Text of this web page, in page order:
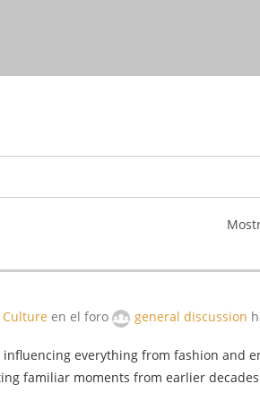
Culture en el foro general discussion
influencing everything from fashion and
familiar moments from earlier